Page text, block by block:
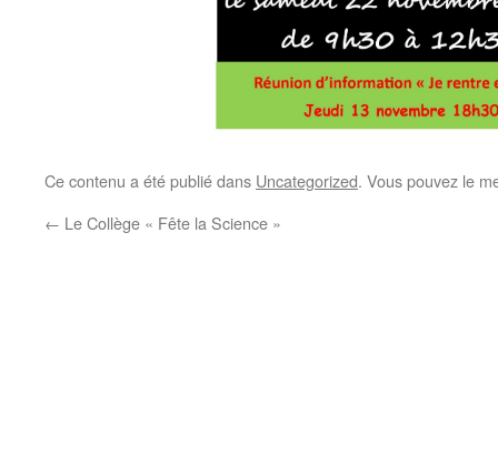
Ce contenu a été publié dans Uncategorized. Vous pouvez le
← Le Collège « Fête la Science »